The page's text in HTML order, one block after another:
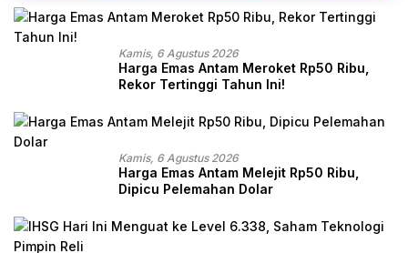
Kamis, 6 Agustus 2026
Harga Emas Antam Meroket Rp50 Ribu,
Rekor Tertinggi Tahun Ini!
Kamis, 6 Agustus 2026
Harga Emas Antam Melejit Rp50 Ribu,
Dipicu Pelemahan Dolar